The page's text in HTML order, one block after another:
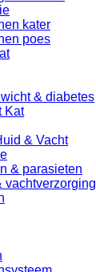
kater
poes
& diabetes
Kat
& Vacht
& parasieten
vachtverzorging